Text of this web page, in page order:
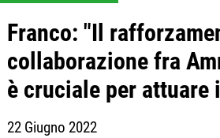
Franco: "Il
collaborazione fra
è cruciale per attuare
22 Giugno 2022